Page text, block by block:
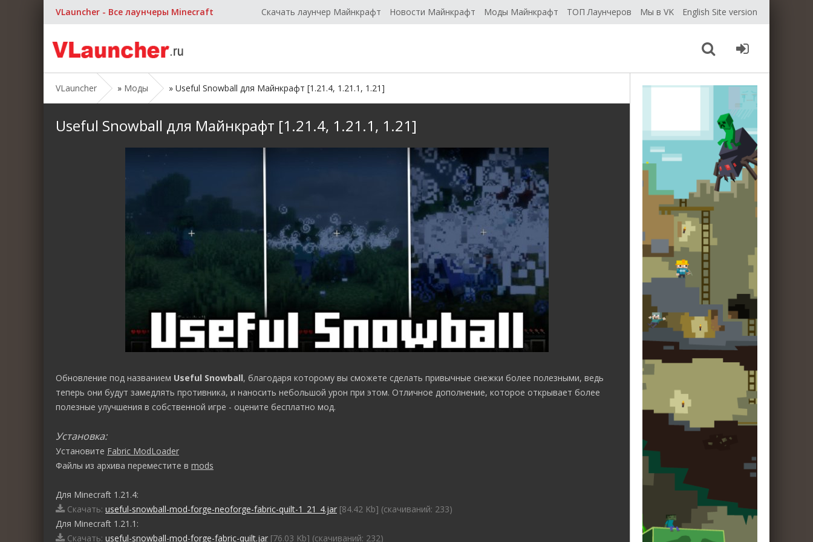
VLauncher - Все лаунчеры Minecraft Скачать лаунчер Майнкрафт Новости Майнкрафт Моды Майнкрафт ТОП Лаунчеров Мы в VK English Site version
VLauncher » Моды » Useful Snowball для Майнкрафт [1.21.4, 1.21.1, 1.21]
Useful Snowball для Майнкрафт [1.21.4, 1.21.1, 1.21]
Обновление под названием Useful Snowball, благодаря которому вы сможете сделать привычные снежки более полезными, ведь
теперь они будут замедлять противника, и наносить небольшой урон при этом. Отличное дополнение, которое открывает более
полезные улучшения в собственной игре - оцените бесплатно мод.
Установка:
Установите Fabric ModLoader
Файлы из архива переместите в mods
Для Minecraft 1.21.4:
Скачать: useful-snowball-mod-forge-neoforge-fabric-quilt-1_21_4.jar [84.42 Kb] (cкачиваний: 233)
Для Minecraft 1.21.1:
Скачать: useful-snowball-mod-forge-fabric-quilt.jar [76.03 Kb] (cкачиваний: 232)